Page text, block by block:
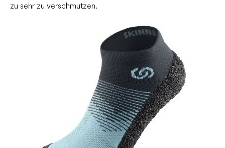
zu sehr zu verschmutzen.